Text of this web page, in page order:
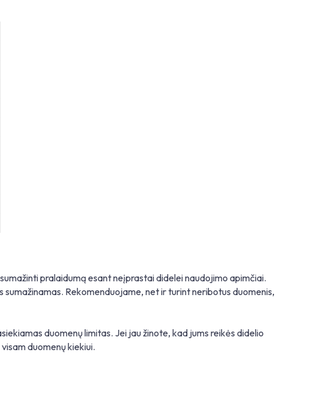
pralaidumą esant neįprastai didelei naudojimo apimčiai.
Rekomenduojame, net ir turint neribotus duomenis,
duomenų limitas. Jei jau žinote, kad jums reikės didelio
duomenų kiekiui.